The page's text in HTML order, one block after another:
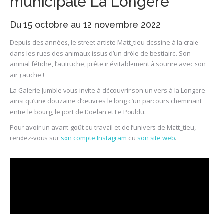
Du 15 octobre au 12 novembre 2022
Depuis des années, le street artiste Matt_tieu dessine à la craie
dans les rues des animaux issus d’un drôle de bestiaire. Son
animal fétiche, l’autruche, prête inévitablement à sourire avec son
air gauche !
La Galerie Jumble vous invite à découvrir son univers à la Longère
ainsi qu’une douzaine d’œuvres le long d’un parcours cheminant
entre le bourg, le port de Doëlan et Le Pouldu.
Pour avoir un avant-goût du travail et de l’univers de Matt_tieu,
rendez-vous sur son compte Instagram ou son site web.